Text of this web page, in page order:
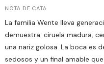
NOTA DE CATA
La familia Wente lleva
demuestra: ciruela madura,
una nariz golosa. La boca es
sedosos y un final amable